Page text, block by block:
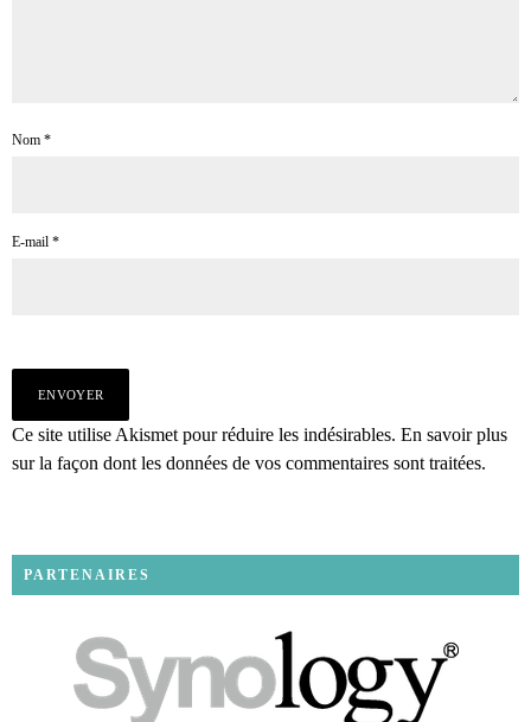
Nom *
E-mail *
Ce site utilise Akismet pour réduire les indésirables. En savoir plus
sur la façon dont les données de vos commentaires sont traitées.
PARTENAIRES